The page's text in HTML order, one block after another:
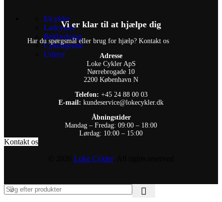
Elcykler
Ladcykler
Beklædning
Cykelhjelme
Udstyr
Vi er klar til at hjælpe dig
Har du spørgsmål eller brug for hjælp? Kontakt os
Adresse
Loke Cykler ApS
Nørrebrogade 10
2200 København N
Telefon: +45 24 88 00 03
E-mail: kundeservice@lokecykler.dk
Åbningstider
Mandag – Fredag: 09:00 – 18:00
Lørdag: 10:00 – 15:00
Kontakt os
Loke Cykler. All rights reserved